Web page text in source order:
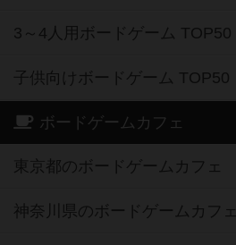
3～4人用ボードゲーム TOP50
子供向けボードゲーム TOP50
ボードゲームカフェ
東京都のボードゲームカフェ
神奈川県のボードゲームカフェ